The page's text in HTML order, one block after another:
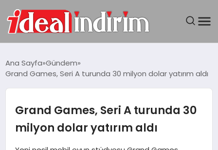
DÜNYA
SEYAHAT
Ana Sayfa Gündem
Grand Games, Seri A turunda 30 milyon dolar yatırım aldı
Grand Games, Seri A turunda 30
milyon dolar yatırım aldı